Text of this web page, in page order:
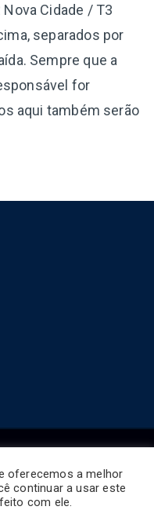
Cidade / T3
separados por
Sempre que a
for
aqui também serão
de Ônibus BR
oferecemos a melhor
continuar a usar este
com ele.